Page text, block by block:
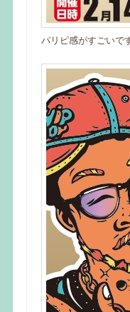
パリピ感がすごいで